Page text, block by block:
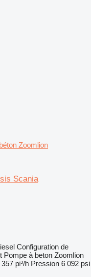
Zoomlion
Scania
Configuration de
Pompe à beton Zoomlion
pi³/h Pression 6 092 psi